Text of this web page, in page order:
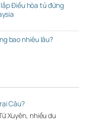
Điều hòa tủ đứng
bao nhiêu lâu?
Câu?
Xuyên, nhiều du